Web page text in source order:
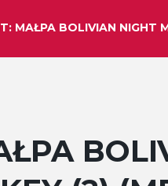
MAŁPA BOLIVIAN NIGHT